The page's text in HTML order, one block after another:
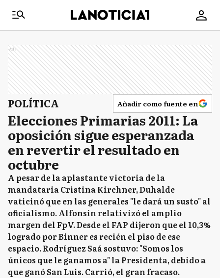
Ads
POLÍTICA Añadir como fuente en
Elecciones Primarias 2011: La
oposición sigue esperanzada
en revertir el resultado en
octubre
A pesar de la aplastante victoria de la
mandataria Cristina Kirchner, Duhalde
vaticinó que en las generales "le dará un susto" al
oficialismo. Alfonsín relativizó el amplio
margen del FpV. Desde el FAP dijeron que el 10,3%
logrado por Binner es recién el piso de ese
espacio. Rodríguez Saá sostuvo: "Somos los
únicos que le ganamos a" la Presidenta, debido a
que ganó San Luis. Carrió, el gran fracaso.